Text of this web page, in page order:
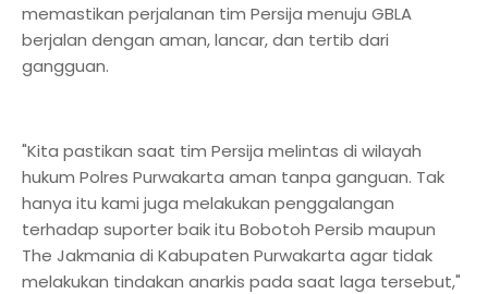
memastikan perjalanan tim Persija menuju GBLA
berjalan dengan aman, lancar, dan tertib dari
gangguan.
"Kita pastikan saat tim Persija melintas di wilayah
hukum Polres Purwakarta aman tanpa ganguan. Tak
hanya itu kami juga melakukan penggalangan
terhadap suporter baik itu Bobotoh Persib maupun
The Jakmania di Kabupaten Purwakarta agar tidak
melakukan tindakan anarkis pada saat laga tersebut,"